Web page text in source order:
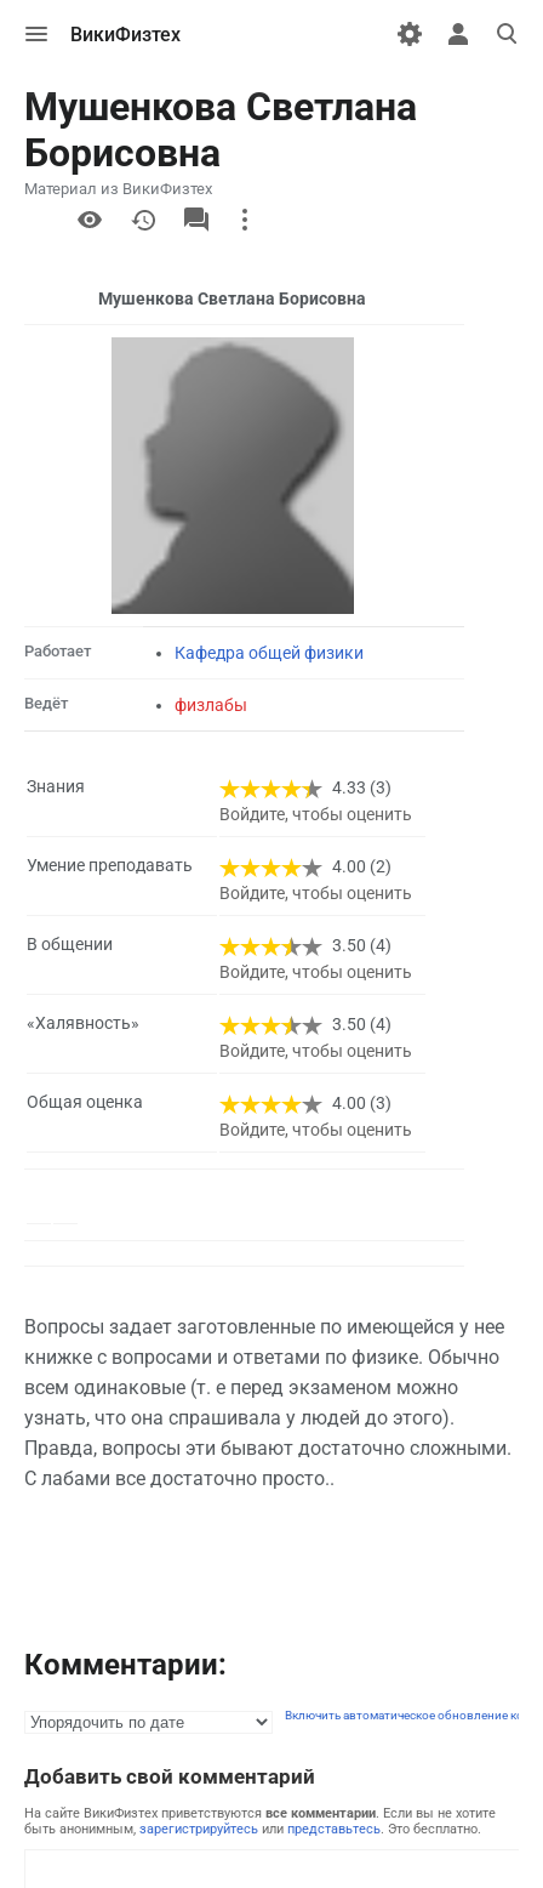
меню
ВикиФизтех
Открыть
поиск
Мушенкова Светлана
Борисовна
Материал из ВикиФизтех
More
actions
Мушенкова Светлана Борисовна
Работает Кафедра общей физики
Ведёт физлабы
Знания
4.33 (3)
Войдите, чтобы оценить
Умение преподавать
4.00 (2)
Войдите, чтобы оценить
В общении
3.50 (4)
Войдите, чтобы оценить
«Халявность»
3.50 (4)
Войдите, чтобы оценить
Общая оценка
4.00 (3)
Войдите, чтобы оценить
Вопросы задает заготовленные по имеющейся у нее
книжке с вопросами и ответами по физике. Обычно
всем одинаковые (т. е перед экзаменом можно
узнать, что она спрашивала у людей до этого).
Правда, вопросы эти бывают достаточно сложными.
С лабами все достаточно просто..
Комментарии:
Включить автоматическое обновление
Добавить свой комментарий
На сайте ВикиФизтех приветствуются все комментарии. Если вы не хотите
быть анонимным, зарегистрируйтесь или представьтесь. Это бесплатно.